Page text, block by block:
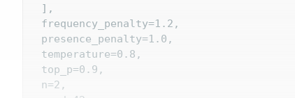
  ],
  frequency_penalty=1.2,
  presence_penalty=1.0,
  temperature=0.8,
  top_p=0.9,
  n=2,